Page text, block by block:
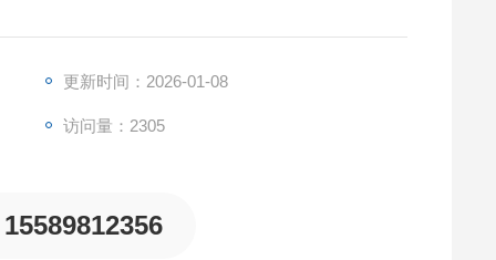
更新时间：2026-01-08
访问量：2305
15589812356